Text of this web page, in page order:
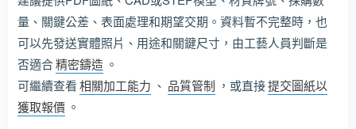
量、關鍵公差、表面處理和期望交期。資料暫不完整時，也
可以先發送實體照片、用途和關鍵尺寸，由工藝人員判斷是
否適合精密鑄造 。
可繼續查看相關加工能力 、 品質管制 ，或直接提交圖紙以
獲取報價 。